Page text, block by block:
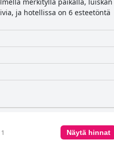
ja hotellissa on 6 esteetöntä
Näytä hinnat